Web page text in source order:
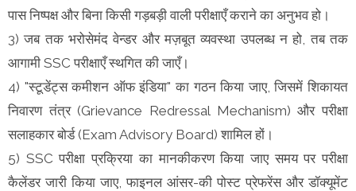
पास निष्पक्ष और बिना किसी गड़बड़ी वाली परीक्षाएँ कराने का अनुभव हो।
3) जब तक भरोसेमंद वेन्डर और मज़बूत व्यवस्था उपलब्ध न हो, तब तक
आगामी SSC परीक्षाएँ स्थगित की जाएँ।
4) "स्टूडेंट्स कमीशन ऑफ इंडिया" का गठन किया जाए, जिसमें शिकायत
निवारण तंत्र (Grievance Redressal Mechanism) और परीक्षा
सलाहकार बोर्ड (Exam Advisory Board) शामिल हों।
5) SSC परीक्षा प्रक्रिया का मानकीकरण किया जाए समय पर परीक्षा
कैलेंडर जारी किया जाए, फाइनल आंसर-की पोस्ट प्रेफरेंस और डॉक्यूमेंट